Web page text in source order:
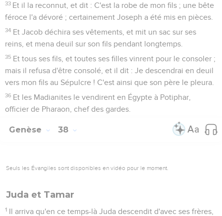
33 Et il la reconnut, et dit : C'est la robe de mon fils ; une bête
féroce l'a dévoré ; certainement Joseph a été mis en pièces.
34 Et Jacob déchira ses vêtements, et mit un sac sur ses
reins, et mena deuil sur son fils pendant longtemps.
35 Et tous ses fils, et toutes ses filles vinrent pour le consoler ;
mais il refusa d'être consolé, et il dit : Je descendrai en deuil
vers mon fils au Sépulcre ! C'est ainsi que son père le pleura.
36 Et les Madianites le vendirent en Égypte à Potiphar,
officier de Pharaon, chef des gardes.
Genèse 38
Seuls les Évangiles sont disponibles en vidéo pour le moment.
Juda et Tamar
1 Il arriva qu'en ce temps-là Juda descendit d'avec ses frères,